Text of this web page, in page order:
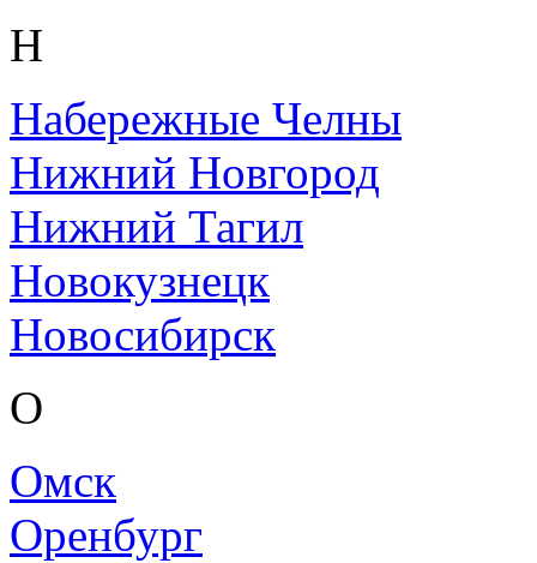
Н
Набережные Челны
Нижний Новгород
Нижний Тагил
Новокузнецк
Новосибирск
О
Омск
Оренбург